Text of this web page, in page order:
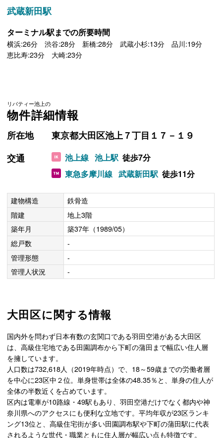
武蔵新田駅
ターミナル駅までの所要時間
横浜:26分 渋谷:28分 新橋:28分 武蔵小杉:13分 品川:19分
恵比寿:23分 大崎:23分
リバティー池上の
物件詳細情報
所在地
東京都大田区池上７丁目１７－１９
交通
池上線 池上駅 徒歩7分
東急多摩川線 武蔵新田駅 徒歩11分
建物構造
鉄骨造
階建
地上3階
築年月
築37年（1989/05）
総戸数
-
管理形態
-
管理人状況
-
大田区に関する情報
国内外を問わず日本有数の玄関口である羽田空港がある大田区
は、高級住宅地である田園調布から下町の蒲田まで幅広い住人層
を擁しています。
人口数は732,618人（2019年時点）で、18～59歳までの労働者層
を中心に23区中２位。単身世帯は全体の48.35％と、単身の住人が
全体の半数近くを占めています。
区内は電車が10路線・49駅もあり、羽田空港だけでなく都内や神
奈川県へのアクセスにも便利な立地です。平均年収が23区ランキ
ング13位と、高級住宅街が多い田園調布駅や下町の蒲田駅に代表
されるような世代・職業ともに住人層が幅広い点も特徴です。